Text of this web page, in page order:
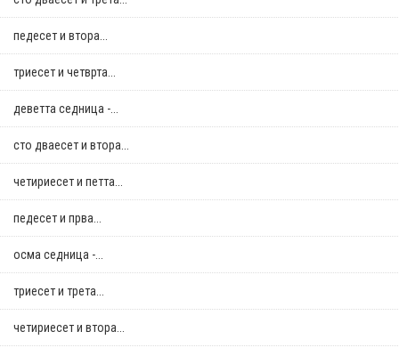
педесет и втора...
триесет и четврта...
деветта седница -...
сто дваесет и втора...
четириесет и петта...
педесет и прва...
осма седница -...
триесет и трета...
четириесет и втора...